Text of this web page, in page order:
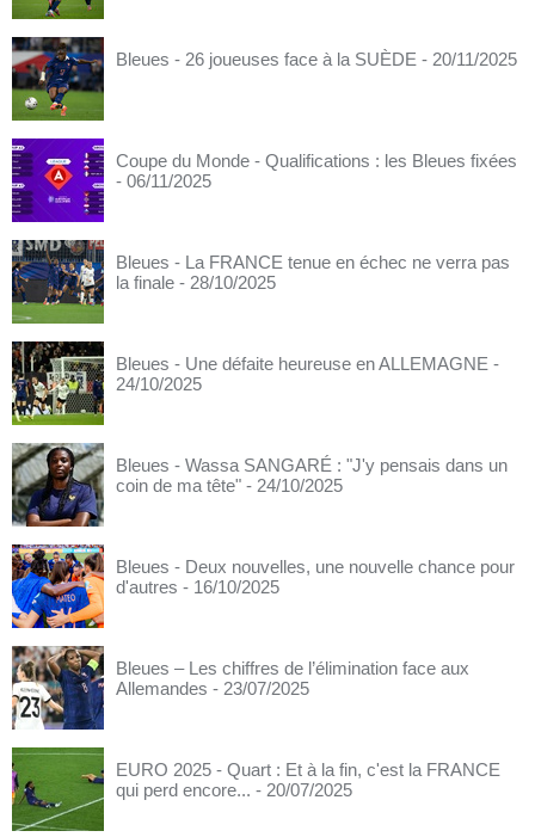
Bleues - 26 joueuses face à la SUÈDE - 20/11/2025
Coupe du Monde - Qualifications : les Bleues fixées
- 06/11/2025
Bleues - La FRANCE tenue en échec ne verra pas
la finale - 28/10/2025
Bleues - Une défaite heureuse en ALLEMAGNE -
24/10/2025
Bleues - Wassa SANGARÉ : "J'y pensais dans un
coin de ma tête" - 24/10/2025
Bleues - Deux nouvelles, une nouvelle chance pour
d'autres - 16/10/2025
Bleues – Les chiffres de l’élimination face aux
Allemandes - 23/07/2025
EURO 2025 - Quart : Et à la fin, c'est la FRANCE
qui perd encore... - 20/07/2025